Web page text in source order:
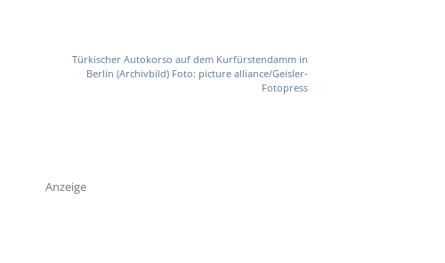
Türkischer Autokorso auf dem Kurfürstendamm in
Berlin (Archivbild) Foto: picture alliance/Geisler-
Fotopress
Anzeige